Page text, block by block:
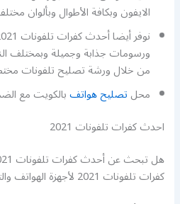
الايفون وبكافة الأطوال وبألوان
ورسومات جذابة وجميلة وبمختلف
من خلال ورشة تصليح تلفونات
محلتصليح هواتفبالكويت مع
احدث كفرات تلفونات 2021
كفرات تلفونات 2021 لأجهزة الهواتف والتابلت